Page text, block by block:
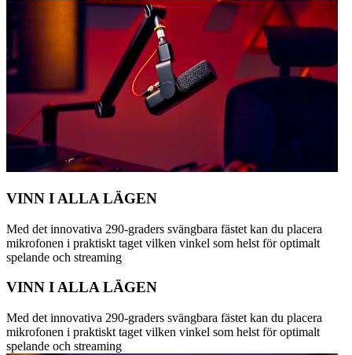
VINN I ALLA LÄGEN
Med det innovativa 290-graders svängbara fästet kan du placera
mikrofonen i praktiskt taget vilken vinkel som helst för optimalt
spelande och streaming
VINN I ALLA LÄGEN
Med det innovativa 290-graders svängbara fästet kan du placera
mikrofonen i praktiskt taget vilken vinkel som helst för optimalt
spelande och streaming